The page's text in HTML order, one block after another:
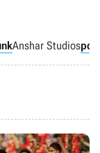
Anshar Studios